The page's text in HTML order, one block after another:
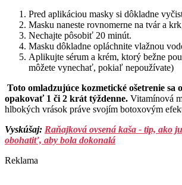
Pred aplikáciou masky si dôkladne
Masku naneste rovnomerne na tvár a
Nechajte pôsobiť 20 minút.
Masku dôkladne opláchnite vlažnou
Aplikujte sérum a krém, ktorý bežne
môžete vynechať, pokiaľ nepoužívate)
Toto omladzujúce kozmetické ošetrenie sa
opakovať 1 či 2 krát týždenne. Vitamínová
hlbokých vrások práve svojím botoxovým
Vyskúšaj: Raňajková ovsená kaša - tip, ako
obohatiť, aby bola dokonalá
Reklama